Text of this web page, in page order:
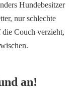
Hundebesitzer
nur schlechte
Couch verzieht,
an!